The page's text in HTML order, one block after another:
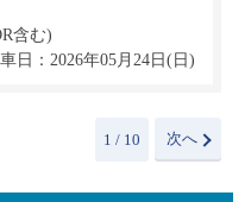
含む)
日：2026年05月24日(日)
1 / 10 次へ